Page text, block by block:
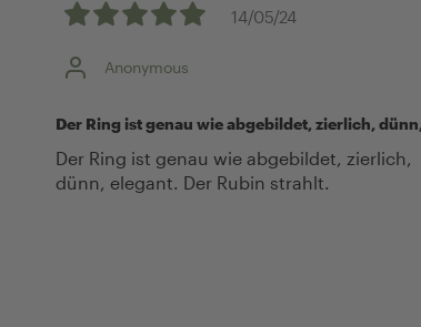
14/05/24
Anonymous
Der Ring ist genau wie abgebildet, zierlich, dünn,
Der Ring ist genau wie abgebildet, zierlich,
dünn, elegant. Der Rubin strahlt.